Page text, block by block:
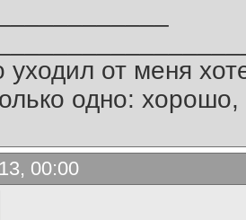
уходил от меня
одно:
00:00